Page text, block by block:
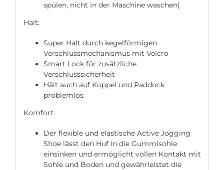
spülen, nicht in der Maschine waschen)
Halt:
Super Halt durch kegelförmigen
Verschlussmechanismus mit Velcro
Smart Lock für zusätzliche
Verschlusssicherheit
Hält auch auf Koppel und Paddock
problemlos
Komfort:
Der flexible und elastische Active Jogging
Shoe lässt den Huf in die Gummisohle
einsinken und ermöglicht vollen Kontakt mit
Sohle und Boden und gewährleistet die